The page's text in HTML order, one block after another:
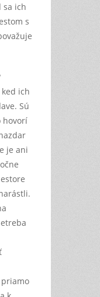
sa ich
s
ich
Sú
hovorí
je ani
priamo